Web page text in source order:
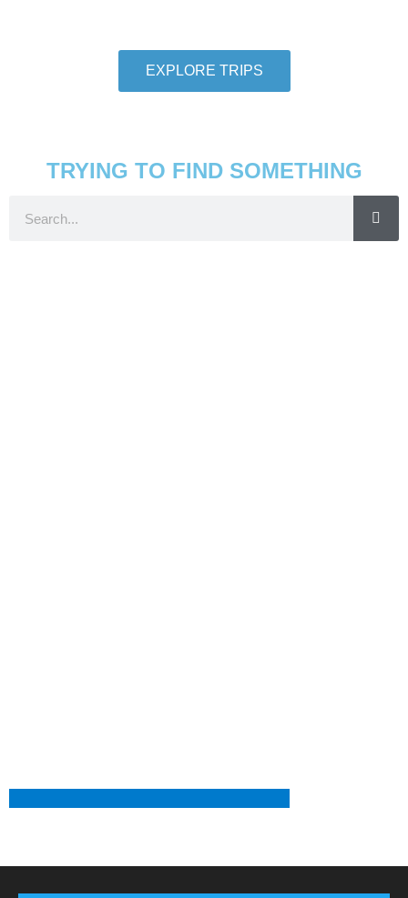
EXPLORE TRIPS
TRYING TO FIND SOMETHING